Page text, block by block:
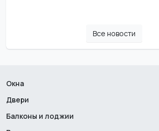
Все новости
Окна
Двери
Балконы и лоджии